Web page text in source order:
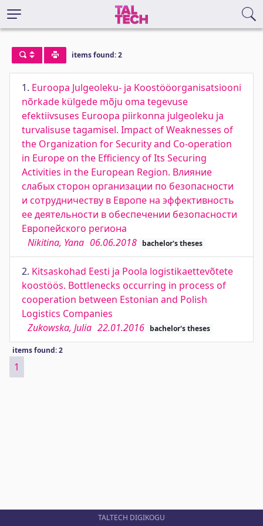
items found: 2
1. Euroopa Julgeoleku- ja Koostööorganisatsiooni
nõrkade külgede mõju oma tegevuse
efektiivsuses Euroopa piirkonna julgeoleku ja
turvalisuse tagamisel. Impact of Weaknesses of
the Organization for Security and Co-operation
in Europe on the Efficiency of Its Securing
Activities in the European Region. Влияние
слабых сторон организации по безопасности
и сотрудничеству в Европе на эффективность
ее деятельности в обеспечении безопасности
Европейского региона
Nikitina, Yana 06.06.2018 bachelor's theses
2. Kitsaskohad Eesti ja Poola logistikaettevõtete
koostöös. Bottlenecks occurring in process of
cooperation between Estonian and Polish
Logistics Companies
Zukowska, Julia 22.01.2016 bachelor's theses
items found: 2
1
TALTECH DIGIKOGU